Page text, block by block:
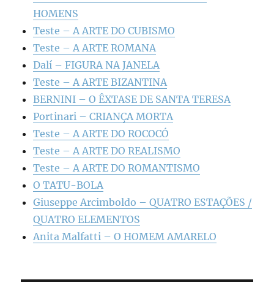
HOMENS
Teste – A ARTE DO CUBISMO
Teste – A ARTE ROMANA
Dalí – FIGURA NA JANELA
Teste – A ARTE BIZANTINA
BERNINI – O ÊXTASE DE SANTA TERESA
Portinari – CRIANÇA MORTA
Teste – A ARTE DO ROCOCÓ
Teste – A ARTE DO REALISMO
Teste – A ARTE DO ROMANTISMO
O TATU-BOLA
Giuseppe Arcimboldo – QUATRO ESTAÇÕES /
QUATRO ELEMENTOS
Anita Malfatti – O HOMEM AMARELO